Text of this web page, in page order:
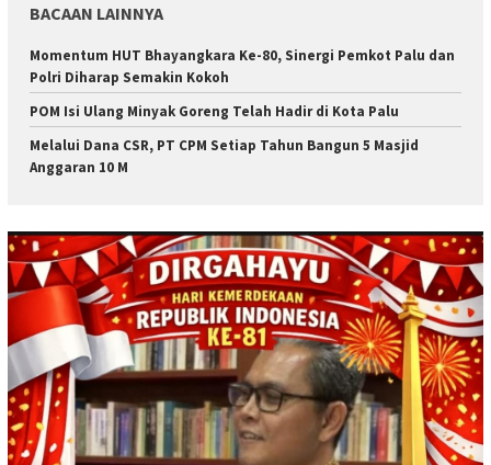
BACAAN LAINNYA
Momentum HUT Bhayangkara Ke-80, Sinergi Pemkot Palu dan
Polri Diharap Semakin Kokoh
POM Isi Ulang Minyak Goreng Telah Hadir di Kota Palu
Melalui Dana CSR, PT CPM Setiap Tahun Bangun 5 Masjid
Anggaran 10 M